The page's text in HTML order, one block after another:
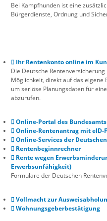
Bei Kampfhunden ist eine
Bürgerdienste, Ordnung und
Ihr Rentenkonto online im
Die Deutsche
Möglichkeit, direkt auf das eigene
um seriöse Planungsdaten für
abzurufen.
Online-Portal des
Online-Rentenantrag mit eID-
Online-Services der
Rentenbeginnrechner
Rente wegen
Erwerbsunfähigkeit)
Formulare der Deutschen
Vollmacht zur
Wohnungsgeberbestätigung